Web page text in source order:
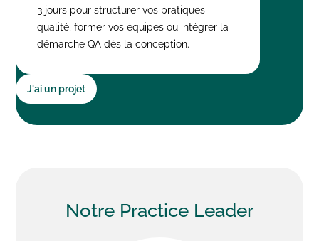
3 jours pour structurer vos pratiques
qualité, former vos équipes ou intégrer la
démarche QA dès la conception.
J'ai un projet
Notre Practice Leader